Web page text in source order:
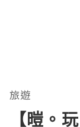
旅遊
【暟。